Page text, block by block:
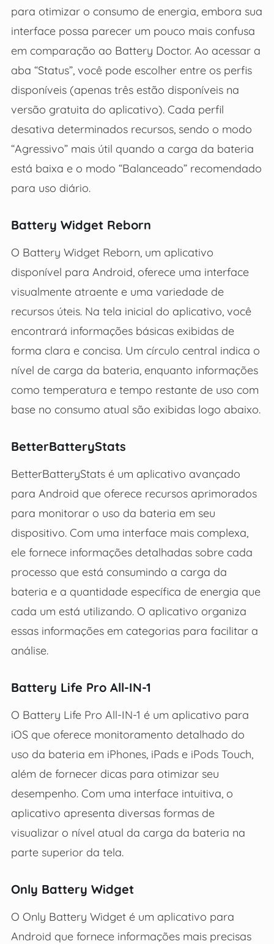
para otimizar o consumo de energia, embora sua
interface possa parecer um pouco mais confusa
em comparação ao Battery Doctor. Ao acessar a
aba “Status”, você pode escolher entre os perfis
disponíveis (apenas três estão disponíveis na
versão gratuita do aplicativo). Cada perfil
desativa determinados recursos, sendo o modo
“Agressivo” mais útil quando a carga da bateria
está baixa e o modo “Balanceado” recomendado
para uso diário.
Battery Widget Reborn
O Battery Widget Reborn, um aplicativo
disponível para Android, oferece uma interface
visualmente atraente e uma variedade de
recursos úteis. Na tela inicial do aplicativo, você
encontrará informações básicas exibidas de
forma clara e concisa. Um círculo central indica o
nível de carga da bateria, enquanto informações
como temperatura e tempo restante de uso com
base no consumo atual são exibidas logo abaixo.
BetterBatteryStats
BetterBatteryStats é um aplicativo avançado
para Android que oferece recursos aprimorados
para monitorar o uso da bateria em seu
dispositivo. Com uma interface mais complexa,
ele fornece informações detalhadas sobre cada
processo que está consumindo a carga da
bateria e a quantidade específica de energia que
cada um está utilizando. O aplicativo organiza
essas informações em categorias para facilitar a
análise.
Battery Life Pro All-IN-1
O Battery Life Pro All-IN-1 é um aplicativo para
iOS que oferece monitoramento detalhado do
uso da bateria em iPhones, iPads e iPods Touch,
além de fornecer dicas para otimizar seu
desempenho. Com uma interface intuitiva, o
aplicativo apresenta diversas formas de
visualizar o nível atual da carga da bateria na
parte superior da tela.
Only Battery Widget
O Only Battery Widget é um aplicativo para
Android que fornece informações mais precisas